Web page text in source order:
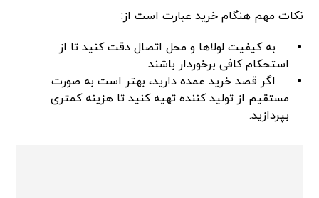
نکات مهم هنگام خرید عبارت است از:
به کیفیت لولاها و محل اتصال دقت کنید تا از
استحکام کافی برخوردار باشند.
اگر قصد خرید عمده دارید، بهتر است به صورت
مستقیم از تولید کننده تهیه کنید تا هزینه کمتری
بپردازید.